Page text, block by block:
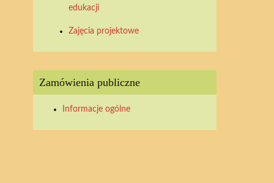
edukacji
Zajęcia projektowe
Zamówienia publiczne
Informacje ogólne